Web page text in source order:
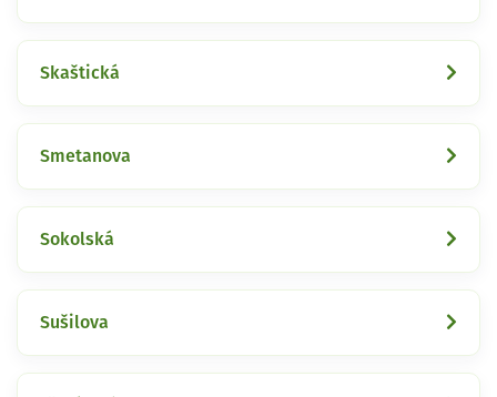
Skaštická
Smetanova
Sokolská
Sušilova